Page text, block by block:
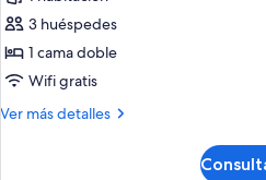
Access)
fotos
de
Executive
Tower Grand
3 huéspedes
1 cama doble
Wifi gratis
Ver más detalles
Más